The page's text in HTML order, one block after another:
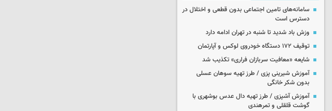
سامانه‌های تامین اجتماعی بدون قطعی و اختلال در
دسترس است
وزش باد شدید تا شنبه در تهران ادامه دارد
توقیف ۱۷۲ دستگاه خودروی لوکس و آپارتمان
شایعه «معافیت سربازان فراری» تکذیب شد
آموزش شیرینی پزی / طرز تهیه سوهان عسلی
بدون شکر خانگی
آموزش آشپزی / طرز تهیه دال عدس بوشهری با
گوشت قلقلی و تمرهندی